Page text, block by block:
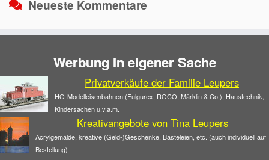
Neueste Kommentare
Werbung in eigener Sache
Privatverkäufe der Familie Leupers
HO-Modelleisenbahnen (Fulgurex, ROCO, Märklin & Co.), Haustechnik,
Kindersachen u.v.a.m.
Kreativangebote von Tina Leupers
Acrylgemälde, kreative (Geld-)Geschenke, Basteleien, etc. (auch individuell auf
Bestellung)